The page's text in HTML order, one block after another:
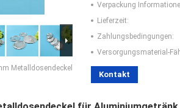
Metalldosendeckel
Verpackung
Lieferzeit:
Zahlungsbedingungen:
Versorgungsmaterial-
Kontakt